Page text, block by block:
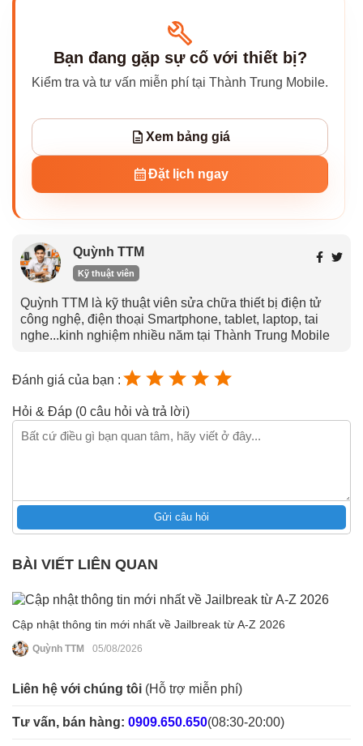
Bạn đang gặp sự cố với thiết bị?
Kiểm tra và tư vấn miễn phí tại Thành Trung Mobile.
Xem bảng giá
Đặt lịch ngay
Quỳnh TTM
Kỹ thuật viên
Quỳnh TTM là kỹ thuật viên sửa chữa thiết bị điện tử
công nghệ, điện thoại Smartphone, tablet, laptop, tai
nghe...kinh nghiệm nhiều năm tại Thành Trung Mobile
Đánh giá của bạn :
Hỏi & Đáp (0 câu hỏi và trả lời)
Gửi câu hỏi
BÀI VIẾT LIÊN QUAN
Cập nhật thông tin mới nhất về Jailbreak từ A-Z 2026
Quỳnh TTM 05/08/2026
Liên hệ với chúng tôi (Hỗ trợ miễn phí)
Tư vấn, bán hàng: 0909.650.650(08:30-20:00)